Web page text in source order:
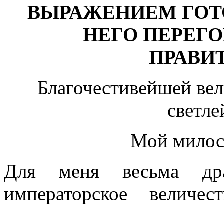
ВЫРАЖЕНИЕМ
НЕГО
Благочестивейшей
Мой
Для меня весьма
императорское